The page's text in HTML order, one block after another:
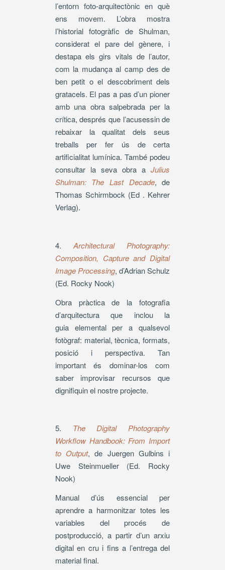
l’entorn foto-arquitectònic en què
ens movem. L’obra mostra
l’historial fotogràfic de Shulman,
considerat el pare del gènere, i
destapa els girs vitals de l’autor,
com la mudança al camp des de
ben petit o el descobriment dels
gratacels. El pas a pas d’un pioner
amb una obra salpebrada per la
crítica, després que l’acusessin de
rebaixar la qualitat dels seus
treballs per fer ús de certa
artificialitat lumínica. També podeu
consultar la seva obra aJulius
Shulman: The Last Decade, de
Thomas Schirmbock (Ed . Kehrer
Verlag).
4. Architectural Photography:
Composition, Capture and Digital
Image Processing, d’Adrian Schulz
(Ed. Rocky Nook)
Obra pràctica de la fotografia
d’arquitectura que inclou la
guia elemental per a qualsevol
fotògraf: material, tècnica, formats,
posició i perspectiva. Tan
important és dominar-los com
saber improvisar recursos que
dignifiquin el nostre projecte.
5. The Digital Photography
Workflow Handbook: From Import
to Output, de Juergen Gulbins i
Uwe Steinmueller (Ed. Rocky
Nook)
Manual d’ús essencial per
aprendre a harmonitzar totes les
variables del procés de
postproducció, a partir d’un arxiu
digital en cru i fins a l’entrega del
material final.